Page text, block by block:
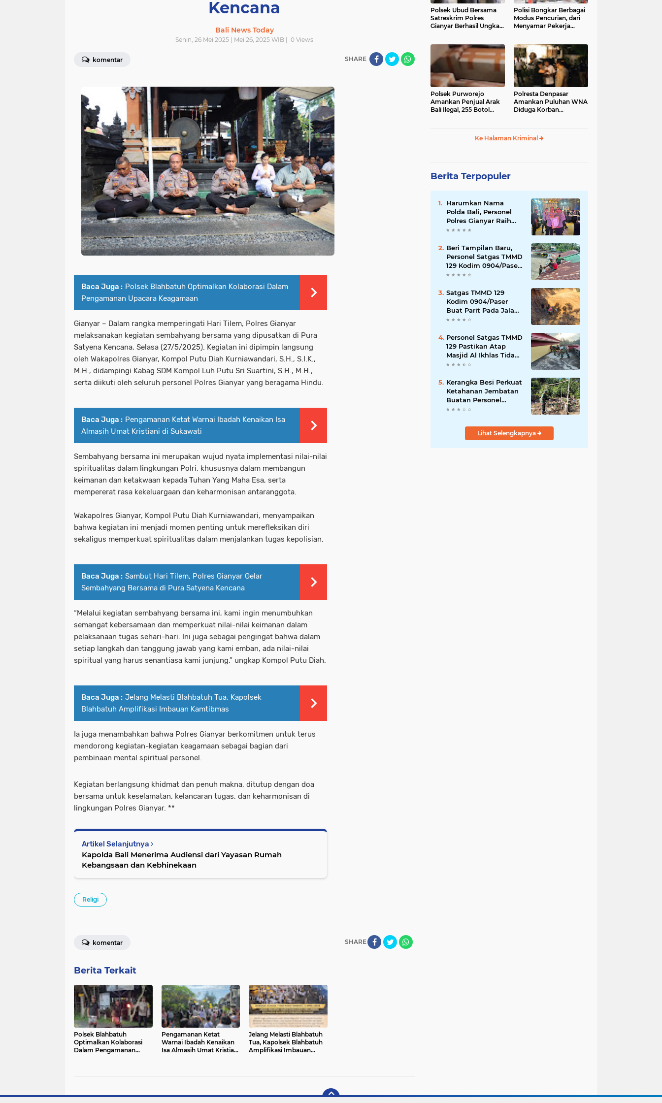
Kencana
Bali News Today
Senin, 26 Mei 2025 | Mei 26, 2025 WIB | 0 Views
komentar SHARE
Baca Juga : Polsek Blahbatuh Optimalkan Kolaborasi Dalam
Pengamanan Upacara Keagamaan
Gianyar – Dalam rangka memperingati Hari Tilem, Polres Gianyar
melaksanakan kegiatan sembahyang bersama yang dipusatkan di Pura
Satyena Kencana, Selasa (27/5/2025). Kegiatan ini dipimpin langsung
oleh Wakapolres Gianyar, Kompol Putu Diah Kurniawandari, S.H., S.I.K.,
M.H., didampingi Kabag SDM Kompol Luh Putu Sri Suartini, S.H., M.H.,
serta diikuti oleh seluruh personel Polres Gianyar yang beragama Hindu.
Baca Juga : Pengamanan Ketat Warnai Ibadah Kenaikan Isa
Almasih Umat Kristiani di Sukawati
Sembahyang bersama ini merupakan wujud nyata implementasi nilai-nilai
spiritualitas dalam lingkungan Polri, khususnya dalam membangun
keimanan dan ketakwaan kepada Tuhan Yang Maha Esa, serta
mempererat rasa kekeluargaan dan keharmonisan antaranggota.
Wakapolres Gianyar, Kompol Putu Diah Kurniawandari, menyampaikan
bahwa kegiatan ini menjadi momen penting untuk merefleksikan diri
sekaligus memperkuat spiritualitas dalam menjalankan tugas kepolisian.
Baca Juga : Sambut Hari Tilem, Polres Gianyar Gelar
Sembahyang Bersama di Pura Satyena Kencana
“Melalui kegiatan sembahyang bersama ini, kami ingin menumbuhkan
semangat kebersamaan dan memperkuat nilai-nilai keimanan dalam
pelaksanaan tugas sehari-hari. Ini juga sebagai pengingat bahwa dalam
setiap langkah dan tanggung jawab yang kami emban, ada nilai-nilai
spiritual yang harus senantiasa kami junjung,” ungkap Kompol Putu Diah.
Baca Juga : Jelang Melasti Blahbatuh Tua, Kapolsek
Blahbatuh Amplifikasi Imbauan Kamtibmas
Ia juga menambahkan bahwa Polres Gianyar berkomitmen untuk terus
mendorong kegiatan-kegiatan keagamaan sebagai bagian dari
pembinaan mental spiritual personel.
Kegiatan berlangsung khidmat dan penuh makna, ditutup dengan doa
bersama untuk keselamatan, kelancaran tugas, dan keharmonisan di
lingkungan Polres Gianyar. **
Artikel Selanjutnya
Kapolda Bali Menerima Audiensi dari Yayasan Rumah
Kebangsaan dan Kebhinekaan
Religi
SHARE
komentar
Berita Terkait
Polsek Blahbatuh
Optimalkan Kolaborasi
Dalam Pengamanan
Pengamanan Ketat
Warnai Ibadah Kenaikan
Isa Almasih Umat Kristiani
Jelang Melasti Blahbatuh
Tua, Kapolsek Blahbatuh
Amplifikasi Imbauan
Polsek Ubud Bersama
Satreskrim Polres
Gianyar Berhasil Ungkap
Polisi Bongkar Berbagai
Modus Pencurian, dari
Menyamar Pekerja
Polsek Purworejo
Amankan Penjual Arak
Bali Ilegal, 255 Botol
Polresta Denpasar
Amankan Puluhan WNA
Diduga Korban
Ke Halaman Kriminal
Berita Terpopuler
Harumkan Nama
Polda Bali, Personel
Polres Gianyar Raih
Penghargaan
Beri Tampilan Baru,
Personel Satgas TMMD
129 Kodim 0904/Paser
Cat Atap Rumah
Satgas TMMD 129
Kodim 0904/Paser
Buat Parit Pada Jalan
Baru
Personel Satgas TMMD
129 Pastikan Atap
Masjid Al Ikhlas Tidak
Bocor Lagi
Kerangka Besi Perkuat
Ketahanan Jembatan
Buatan Personel
TMMD 129
Lihat Selengkapnya